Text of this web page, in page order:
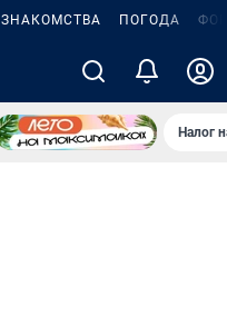
ЗНАКОМСТВА ПОГОДА
Налог